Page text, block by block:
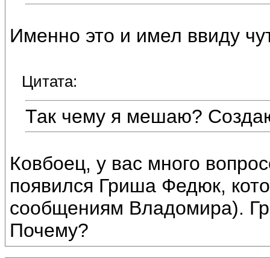
Именно это и имел ввиду
Цитата:
Так чему я мешаю?
Ковбоец, у вас много
появился Гриша Федюк,
сообщениям Владомира).
Почему?